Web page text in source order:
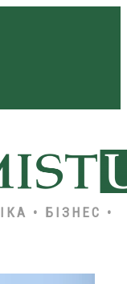
• БІЗНЕС •